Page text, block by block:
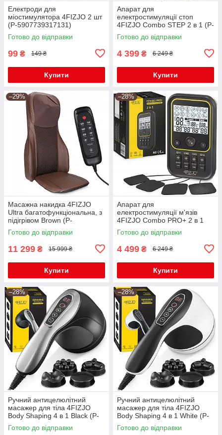
Електроди для
міостимулятора 4FIZJO 2 шт
(P-5907739317131)
Готово до відправки
99 ₴ 149 ₴
Купити
Апарат для
електростимуляції стоп
4FIZJO Combo STEP 2 в 1 (P-
5905973404624)
Готово до відправки
4 399 ₴ 6 249 ₴
Купити
–29%
Масажна накидка 4FIZJO
Ultra багатофункціональна, з
підігрівом Brown (P-
5905973404105)
Готово до відправки
11 299 ₴ 15 999 ₴
Купити
–28%
Апарат для
електростимуляції м'язів
4FIZJO Combo PRO+ 2 в 1
(P-5907739317124)
Готово до відправки
4 499 ₴ 6 249 ₴
Купити
–28%
Ручний антицелюлітний
масажер для тіла 4FIZJO
Body Shaping 4 в 1 Black (P-
5907739319128)
Готово до відправки
–28%
Ручний антицелюлітний
масажер для тіла 4FIZJO
Body Shaping 4 в 1 White (P-
5907739319111)
Готово до відправки